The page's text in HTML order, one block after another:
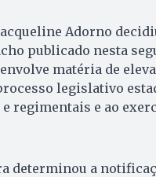
Adorno
publicado nesta
matéria de
legislativo
regimentais e ao
determinou a